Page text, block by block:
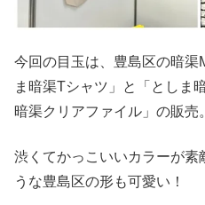
今回の目玉は、豊島区の暗渠
ま暗渠Tシャツ」と「としま
暗渠クリアファイル」の販売。
渋くてかっこいいカラーが素
うな豊島区の形も可愛い！